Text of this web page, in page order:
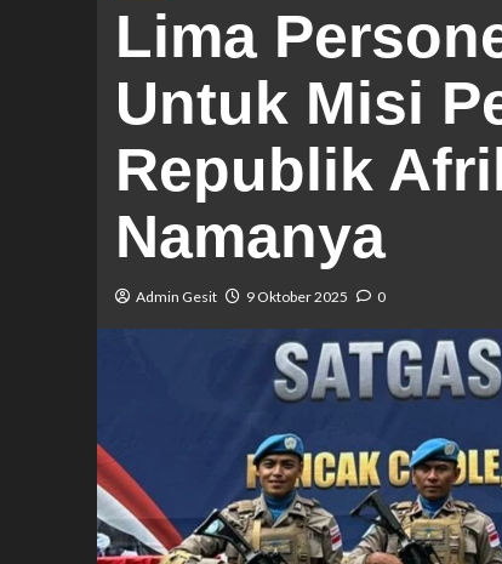
Lima
Untuk Misi
Republik
Namanya
Admin Gesit 9 Oktober 2025 0